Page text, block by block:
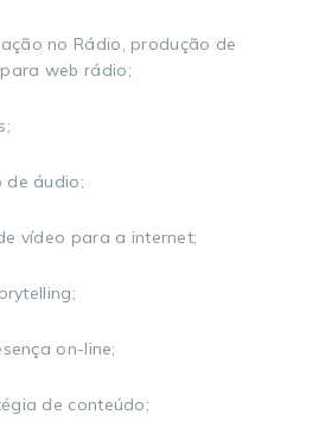
no Rádio, produção de
web rádio;
de áudio;
vídeo para a internet;
on-line;
de conteúdo;